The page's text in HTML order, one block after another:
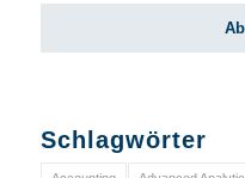
Schlagwörter